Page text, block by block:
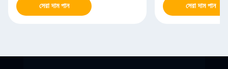
সেরা দাম পান সেরা দাম পান